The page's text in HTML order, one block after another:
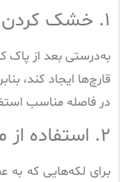
۱. خشک کردن فرش:
به‌درستی بعد از
قارچ‌ها ایجاد کند،
در فاصله مناسب
۲. استفاده از مسواک نرم:
برای لکه‌هایی که به